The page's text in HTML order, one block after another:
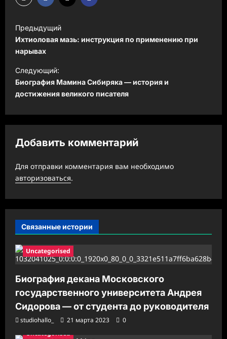
а
в
и
г
а
ц
я
з
а
и
и
Предыдущий
Ихтиоловая мазь: инструкция по применению при
нарывах
Следующий:
Биография Мамина Сибиряка — история и
достижения великого писателя
Добавить комментарий
Для отправки комментария вам необходимо
авторизоваться.
Связанные истории
Uncategorised
Биография декана Московского
государственного университета Андрея
Сидорова — от студента до руководителя
studiohallo_ 21 марта 2023
0
Uncategorised